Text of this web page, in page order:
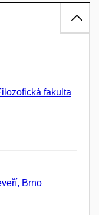
fakulta
Brno